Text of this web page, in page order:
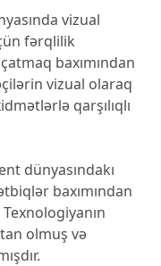
vizual
fərqlilik
baxımından
vizual olaraq
qarşılıqlı
dünyasındakı
baxımından
olmuş və